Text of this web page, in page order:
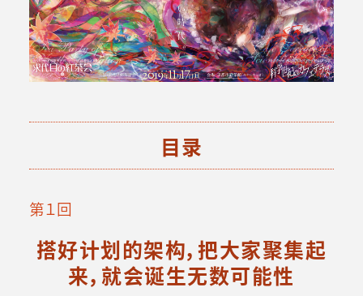
目录
第１回
搭好计划的架构，把大家聚集起
来，就会诞生无数可能性